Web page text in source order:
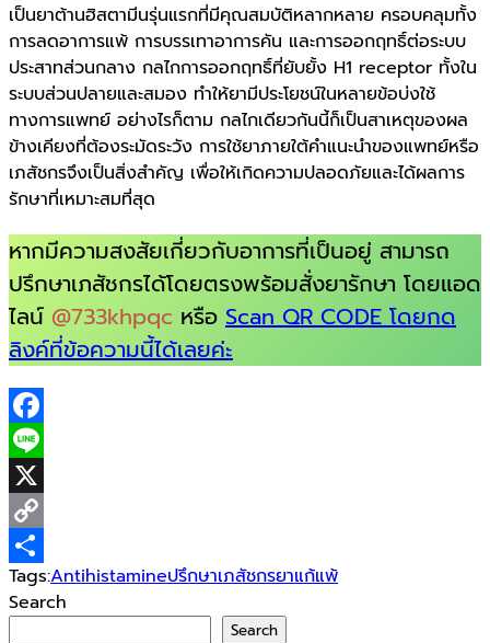
เป็นยาต้านฮิสตามีนรุ่นแรกที่มีคุณสมบัติหลากหลาย ครอบคลุมทั้ง
การลดอาการแพ้ การบรรเทาอาการคัน และการออกฤทธิ์ต่อระบบ
ประสาทส่วนกลาง กลไกการออกฤทธิ์ที่ยับยั้ง H1 receptor ทั้งใน
ระบบส่วนปลายและสมอง ทำให้ยามีประโยชน์ในหลายข้อบ่งใช้
ทางการแพทย์ อย่างไรก็ตาม กลไกเดียวกันนี้ก็เป็นสาเหตุของผล
ข้างเคียงที่ต้องระมัดระวัง การใช้ยาภายใต้คำแนะนำของแพทย์หรือ
เภสัชกรจึงเป็นสิ่งสำคัญ เพื่อให้เกิดความปลอดภัยและได้ผลการ
รักษาที่เหมาะสมที่สุด
หากมีความสงสัยเกี่ยวกับอาการที่เป็นอยู่ สามารถ
ปรึกษาเภสัชกรได้โดยตรงพร้อมสั่งยารักษา โดยแอด
ไลน์ @733khpqc หรือ Scan QR CODE โดยกด
ลิงค์ที่ข้อความนี้ได้เลยค่ะ
Facebook
Line
X
Copy
Link
Share
Tags:Antihistamineปรึกษาเภสัชกรยาแก้แพ้
Search
Search